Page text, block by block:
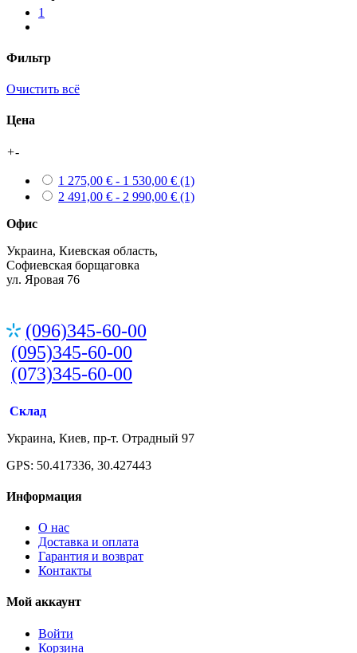
1
Фильтр
Очистить всё
Цена
+-
1 275,00 € - 1 530,00 € (1)
2 491,00 € - 2 990,00 € (1)
Офис
Украина, Киевская область,
Софиевская борщаговка
ул. Яровая 76
(096)345-60-00
(095)345-60-00
(073)345-60-00
Склад
Украина, Киев, пр-т. Отрадный 97
GPS: 50.417336, 30.427443
Информация
О нас
Доставка и оплата
Гарантия и возврат
Контакты
Мой аккаунт
Войти
Корзина